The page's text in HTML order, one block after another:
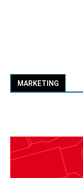
MARKETING